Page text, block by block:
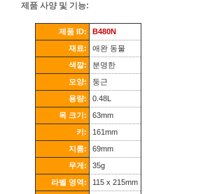
제품 사양 및 기능:
제품 ID:
B480N
재료:
애완 동물
색깔:
분명한
모양:
둥근
용량:
0.48L
목 크기:
63mm
키:
161mm
지름:
69mm
무게:
35g
라벨 영역:
115 x 215mm